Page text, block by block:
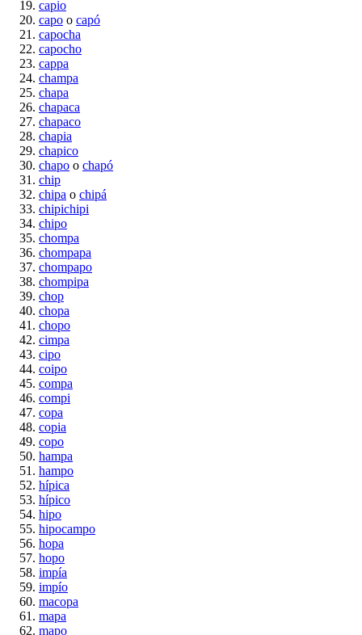
capio
capo o capó
capocha
capocho
cappa
champa
chapa
chapaca
chapaco
chapia
chapico
chapo o chapó
chip
chipa o chipá
chipichipi
chipo
chompa
chompapa
chompapo
chompipa
chop
chopa
chopo
cimpa
cipo
coipo
compa
compi
copa
copia
copo
hampa
hampo
hípica
hípico
hipo
hipocampo
hopa
hopo
impía
impío
macopa
mapa
mapo